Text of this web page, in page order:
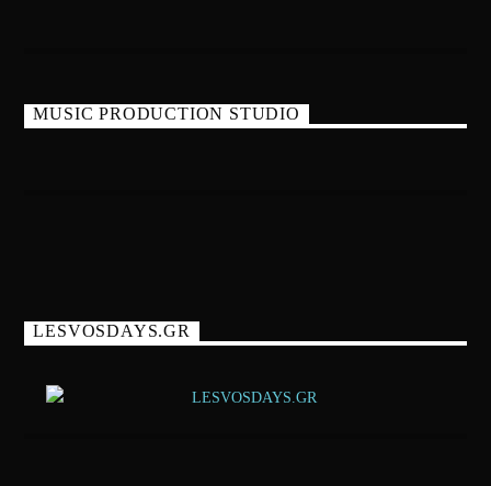
MUSIC PRODUCTION STUDIO
LESVOSDAYS.GR